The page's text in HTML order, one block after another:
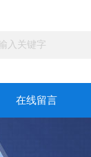
在线留言